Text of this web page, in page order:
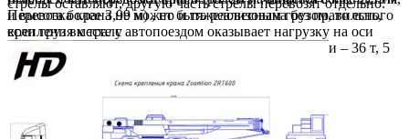
и высота более 3,99 м) , но и тяжеловесным грузом, то есть,
если груз вместе с автопоездом оказывает нагрузку на оси
более установленных пределов — 3 оси – 28 т, 4 оси – 36 т, 5
осей – 40 т, 6 осей – 44 т.
Перевозка крана не может быть реализована без правильного
крепления к тралу